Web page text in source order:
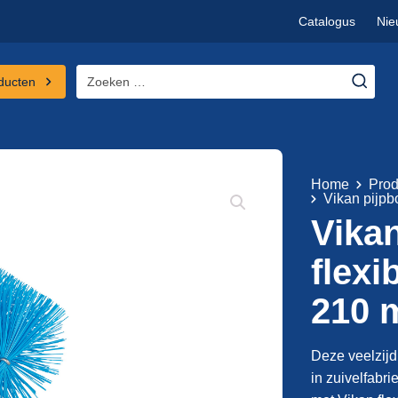
Catalogus
naar:
Home
Vikan
210
Deze
in